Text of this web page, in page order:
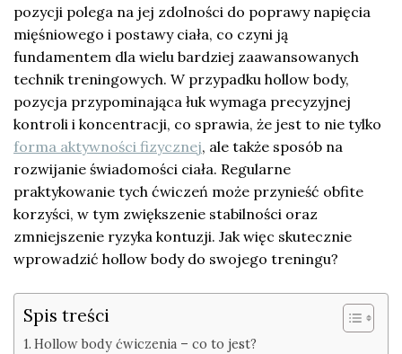
pozycji polega na jej zdolności do poprawy napięcia
mięśniowego i postawy ciała, co czyni ją
fundamentem dla wielu bardziej zaawansowanych
technik treningowych. W przypadku hollow body,
pozycja przypominająca łuk wymaga precyzyjnej
kontroli i koncentracji, co sprawia, że jest to nie tylko
forma aktywności fizycznej, ale także sposób na
rozwijanie świadomości ciała. Regularne
praktykowanie tych ćwiczeń może przynieść obfite
korzyści, w tym zwiększenie stabilności oraz
zmniejszenie ryzyka kontuzji. Jak więc skutecznie
wprowadzić hollow body do swojego treningu?
Spis treści
Hollow body ćwiczenia – co to jest?